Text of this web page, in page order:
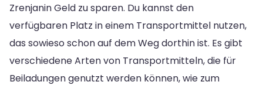
Zrenjanin Geld zu sparen. Du kannst den
verfügbaren Platz in einem Transportmittel nutzen,
das sowieso schon auf dem Weg dorthin ist. Es gibt
verschiedene Arten von Transportmitteln, die für
Beiladungen genutzt werden können, wie zum